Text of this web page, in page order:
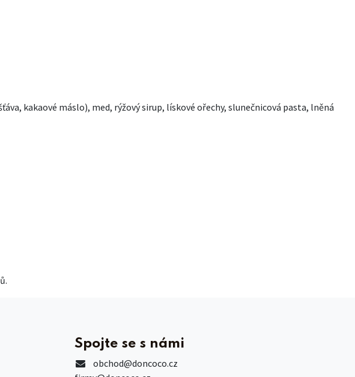
kakaové máslo), med, rýžový sirup, lískové ořechy, slunečnicová pasta, lněná
Spojte se s námi
obchod@doncoco.cz